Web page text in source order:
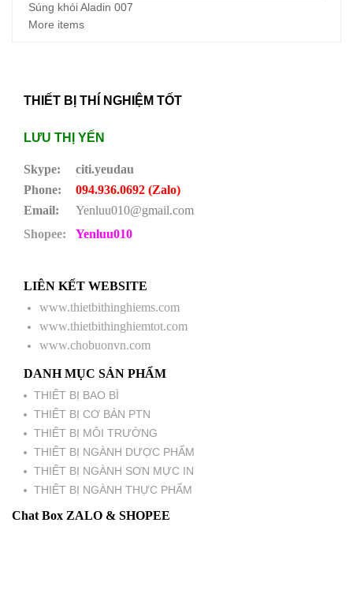
Súng khói Aladin 007
More items
THIẾT BỊ THÍ NGHIỆM TỐT
LƯU THỊ YẾN
Skype:
citi.yeudau
Phone:
094.936.0692 (Zalo)
Email:
Yenluu010@gmail.com
Shopee:
Yenluu010
LIÊN KẾT WEBSITE
www.thietbithinghiems.com
www.thietbithinghiemtot.com
www.chobuonvn.com
DANH MỤC SẢN PHẨM
THIẾT BỊ BAO BÌ
THIẾT BỊ CƠ BẢN PTN
THIẾT BỊ MÔI TRƯỜNG
THIẾT BỊ NGÀNH DƯỢC PHẨM
THIẾT BỊ NGÀNH SƠN MỰC IN
THIẾT BỊ NGÀNH THỰC PHẨM
Chat Box ZALO & SHOPEE